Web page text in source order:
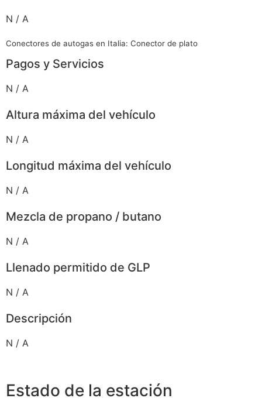
N / A
Conectores de autogas en Italia: Conector de plato
Pagos y Servicios
N / A
Altura máxima del vehículo
N / A
Longitud máxima del vehículo
N / A
Mezcla de propano / butano
N / A
Llenado permitido de GLP
N / A
Descripción
N / A
Estado de la estación